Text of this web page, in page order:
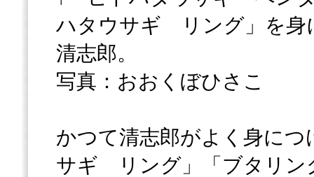
ハタウサギ リング」を身
清志郎。
写真：おおくぼひさこ
かつて清志郎がよく身に
サギ リング」「ブタリン